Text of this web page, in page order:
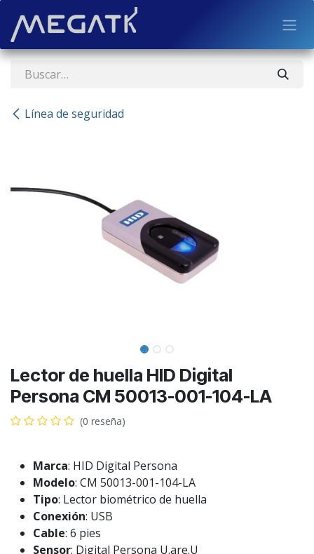
Línea de seguridad
Lector de huella HID Digital
Persona CM 50013-001-104-LA
(0 reseña)
Marca: HID Digital Persona
Modelo: CM 50013-001-104-LA
Tipo: Lector biométrico de huella
Conexión: USB
Cable: 6 pies
Sensor: Digital Persona U.are.U